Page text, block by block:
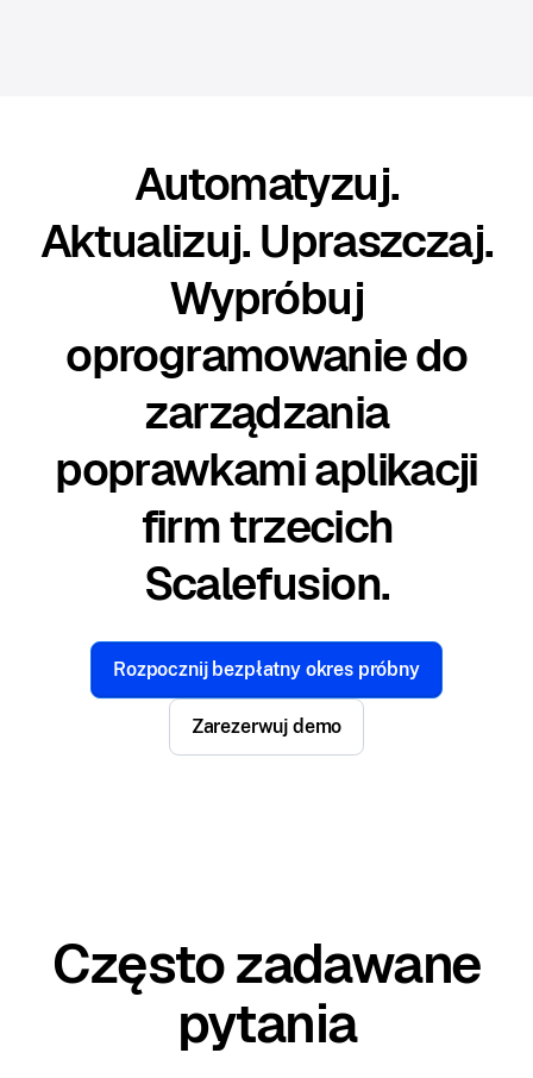
Automatyzuj.
Aktualizuj. Upraszczaj.
Wypróbuj
oprogramowanie do
zarządzania
poprawkami aplikacji
firm trzecich
Scalefusion.
Rozpocznij bezpłatny okres próbny
Zarezerwuj demo
Często zadawane
pytania